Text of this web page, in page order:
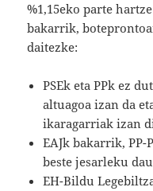
%1,15eko parte
bakarrik,
daitezke:
PSEk eta PPk ez
altuagoa izan da
ikaragarriak izan
EAJk bakarrik, PP-
beste jesarleku
EH-Bildu